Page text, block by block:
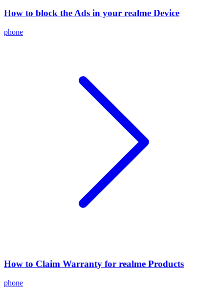
How to block the Ads in your realme Device
phone
How to Claim Warranty for realme Products
phone